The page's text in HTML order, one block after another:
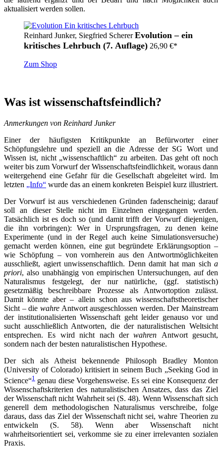
aktualisiert werden sollen.
Reinhard Junker, Siegfried SchererEvolution – ein
kritisches Lehrbuch (7. Auflage) 26,90 €*
Zum Shop
Was ist wissenschaftsfeindlich?
Anmerkungen von Reinhard Junker
Einer der häufigsten Kritikpunkte an Befürworter einer
Schöpfungslehre und speziell an die Adresse der SG Wort und
Wissen ist, nicht „wissenschaftlich“ zu arbeiten. Das geht oft noch
weiter bis zum Vorwurf der Wissenschaftsfeindlichkeit, woraus dann
weitergehend eine Gefahr für die Gesellschaft abgeleitet wird. Im
letzten „Info“ wurde das an einem konkreten Beispiel kurz illustriert.
Der Vorwurf ist aus verschiedenen Gründen fadenscheinig; darauf
soll an dieser Stelle nicht im Einzelnen eingegangen werden.
Tatsächlich ist es doch so (und damit trifft der Vorwurf diejenigen,
die ihn vorbringen): Wer in Ursprungsfragen, zu denen keine
Experimente (und in der Regel auch keine Simulationsversuche)
gemacht werden können, eine gut begründete Erklärungsoption –
wie Schöpfung – von vornherein aus den Antwortmöglichkeiten
ausschließt, agiert unwissenschaftlich. Denn damit hat man sich a
priori, also unabhängig von empirischen Untersuchungen, auf den
Naturalismus festgelegt, der nur natürliche, (ggf. statistisch)
gesetzmäßig beschreibbare Prozesse als Antwortoption zulässt.
Damit könnte aber – allein schon aus wissenschaftstheoretischer
Sicht – die wahreAntwort ausgeschlossen werden. Der Mainstream
der institutionalisierten Wissenschaft geht leider genauso vor und
sucht ausschließlich Antworten, die der naturalistischen Weltsicht
entsprechen. Es wird nicht nach derwahren Antwort gesucht,
sondern nach der besten naturalistischen Hypothese.
Der sich als Atheist bekennende Philosoph Bradley Monton
(University of Colorado) kritisiert in seinem Buch „Seeking God in
Science“1 genau diese Vorgehensweise. Es sei eine Konsequenz der
Wissenschaftskriterien des naturalistischen Ansatzes, dass das Ziel
der Wissenschaft nicht Wahrheit sei (S. 48). Wenn Wissenschaft sich
generell dem methodologischen Naturalismus verschreibe, folge
daraus, dass das Ziel der Wissenschaft nicht sei, wahre Theorien zu
entwickeln (S. 58). Wenn aber Wissenschaft nicht
wahrheitsorientiert sei, verkomme sie zu einer irrelevanten sozialen
Praxis.